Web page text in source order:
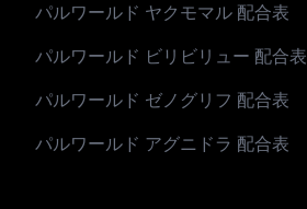
パルワールド ヤクモマル 配合表
パルワールド ビリビリュー 配合表
パルワールド ゼノグリフ 配合表
パルワールド アグニドラ 配合表